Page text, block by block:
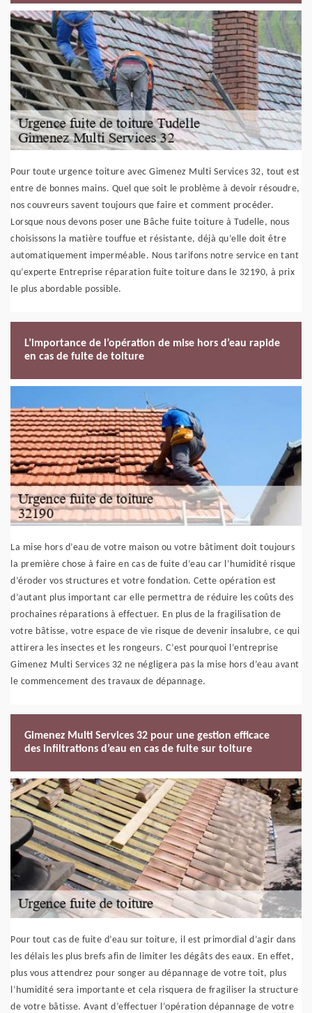
Pour toute urgence toiture avec Gimenez Multi Services 32, tout est
entre de bonnes mains. Quel que soit le problème à devoir résoudre,
nos couvreurs savent toujours que faire et comment procéder.
Lorsque nous devons poser une Bâche fuite toiture à Tudelle, nous
choisissons la matière touffue et résistante, déjà qu’elle doit être
automatiquement imperméable. Nous tarifons notre service en tant
qu’experte Entreprise réparation fuite toiture dans le 32190, à prix
le plus abordable possible.
L’importance de l’opération de mise hors d’eau rapide
en cas de fuite de toiture
La mise hors d’eau de votre maison ou votre bâtiment doit toujours
la première chose à faire en cas de fuite d’eau car l’humidité risque
d’éroder vos structures et votre fondation. Cette opération est
d’autant plus important car elle permettra de réduire les coûts des
prochaines réparations à effectuer. En plus de la fragilisation de
votre bâtisse, votre espace de vie risque de devenir insalubre, ce qui
attirera les insectes et les rongeurs. C’est pourquoi l’entreprise
Gimenez Multi Services 32 ne négligera pas la mise hors d’eau avant
le commencement des travaux de dépannage.
Gimenez Multi Services 32 pour une gestion efficace
des infiltrations d’eau en cas de fuite sur toiture
Pour tout cas de fuite d’eau sur toiture, il est primordial d’agir dans
les délais les plus brefs afin de limiter les dégâts des eaux. En effet,
plus vous attendrez pour songer au dépannage de votre toit, plus
l’humidité sera importante et cela risquera de fragiliser la structure
de votre bâtisse. Avant d’effectuer l’opération dépannage de votre